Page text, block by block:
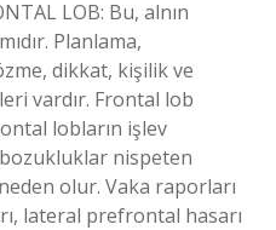
LOB: Bu, alnın
Planlama,
dikkat, kişilik ve
vardır. Frontal lob
lobların işlev
nispeten
olur. Vaka raporları
lateral prefrontal hasarı